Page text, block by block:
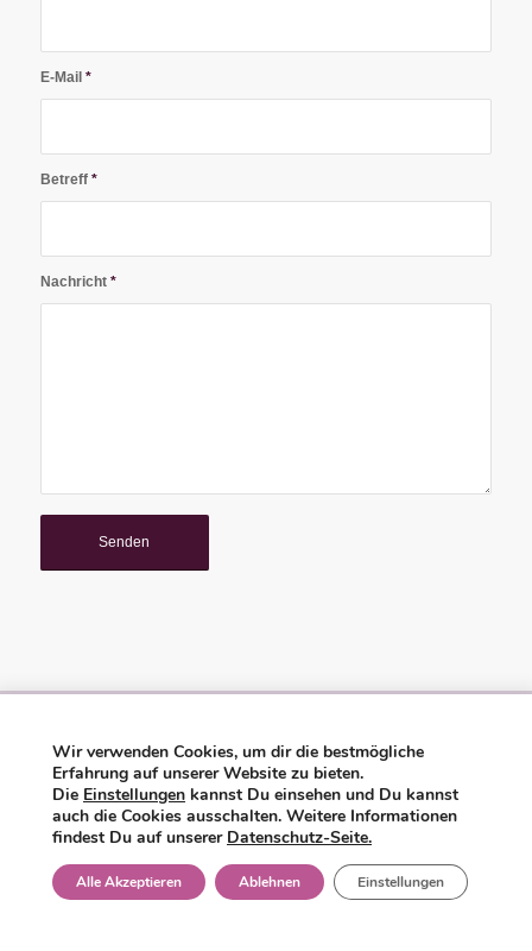
E-Mail *
Betreff *
Nachricht *
Katharina Hengst - Lange-Hop-Str. 10 - 30559 Hannover - Telefon:
0176-84598212 - kontakt@muetterherz.de-Flyer Mütterpflege
Wir verwenden Cookies, um dir die bestmögliche
Erfahrung auf unserer Website zu bieten.
Die Einstellungen kannst Du einsehen und Du kannst
auch die Cookies ausschalten. Weitere Informationen
findest Du auf unserer Datenschutz-Seite.
Alle Akzeptieren Ablehnen Einstellungen